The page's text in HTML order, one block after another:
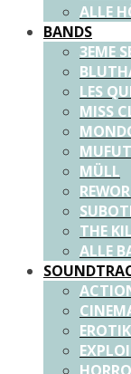
ALLE
BANDS
3EME
LES
MISS
MÜLL
THE
ALLE
EROTIK